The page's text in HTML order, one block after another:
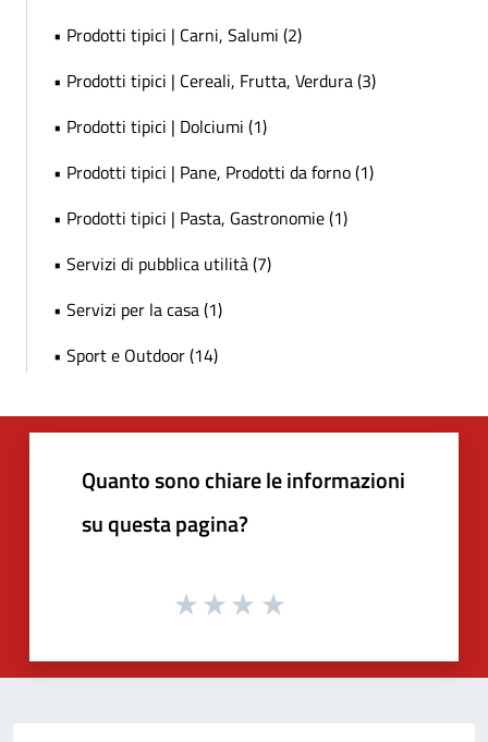
• Prodotti tipici | Carni, Salumi (2)
• Prodotti tipici | Cereali, Frutta, Verdura (3)
• Prodotti tipici | Dolciumi (1)
• Prodotti tipici | Pane, Prodotti da forno (1)
• Prodotti tipici | Pasta, Gastronomie (1)
• Servizi di pubblica utilità (7)
• Servizi per la casa (1)
• Sport e Outdoor (14)
Quanto sono chiare le informazioni
su questa pagina?